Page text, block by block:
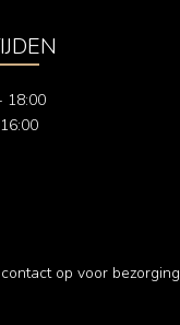
18:00
op voor bezorging